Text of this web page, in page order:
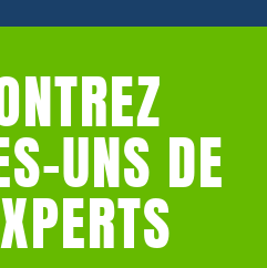
UNS DE